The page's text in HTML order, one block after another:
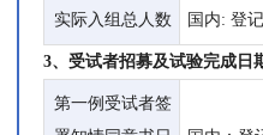
实际入组总人数 国内: 登
3、受试者招募及试验完成日
第一例受试者签